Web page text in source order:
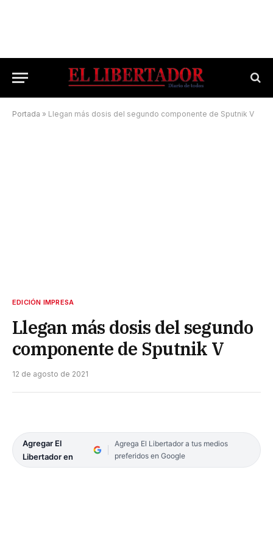
Portada » Llegan más dosis del segundo componente de Sputnik V
EDICIÓN IMPRESA
Llegan más dosis del segundo
componente de Sputnik V
12 de agosto de 2021
Agregar El
Libertador en
Agrega El Libertador a tus medios
preferidos en Google